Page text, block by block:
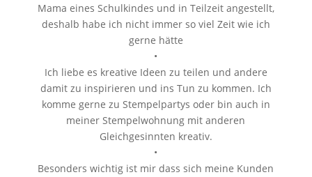
Mama eines Schulkindes und in Teilzeit angestellt,
deshalb habe ich nicht immer so viel Zeit wie ich
gerne hätte
•
Ich liebe es kreative Ideen zu teilen und andere
damit zu inspirieren und ins Tun zu kommen. Ich
komme gerne zu Stempelpartys oder bin auch in
meiner Stempelwohnung mit anderen
Gleichgesinnten kreativ.
•
Besonders wichtig ist mir dass sich meine Kunden